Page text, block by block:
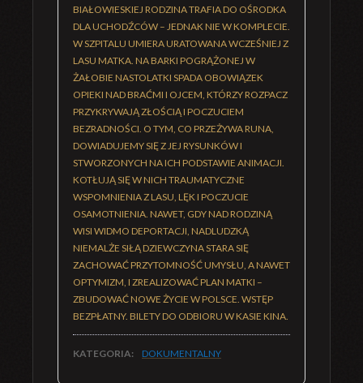
BIAŁOWIESKIEJ RODZINA TRAFIA DO OŚRODKA
DLA UCHODŹCÓW – JEDNAK NIE W KOMPLECIE.
W SZPITALU UMIERA URATOWANA WCZEŚNIEJ Z
LASU MATKA. NA BARKI POGRĄŻONEJ W
ŻAŁOBIE NASTOLATKI SPADA OBOWIĄZEK
OPIEKI NAD BRAĆMI I OJCEM, KTÓRZY ROZPACZ
PRZYKRYWAJĄ ZŁOŚCIĄ I POCZUCIEM
BEZRADNOŚCI. O TYM, CO PRZEŻYWA RUNA,
DOWIADUJEMY SIĘ Z JEJ RYSUNKÓW I
STWORZONYCH NA ICH PODSTAWIE ANIMACJI.
KOTŁUJĄ SIĘ W NICH TRAUMATYCZNE
WSPOMNIENIA Z LASU, LĘK I POCZUCIE
OSAMOTNIENIA. NAWET, GDY NAD RODZINĄ
WISI WIDMO DEPORTACJI, NADLUDZKĄ
NIEMALŻE SIŁĄ DZIEWCZYNA STARA SIĘ
ZACHOWAĆ PRZYTOMNOŚĆ UMYSŁU, A NAWET
OPTYMIZM, I ZREALIZOWAĆ PLAN MATKI –
ZBUDOWAĆ NOWE ŻYCIE W POLSCE. WSTĘP
BEZPŁATNY. BILETY DO ODBIORU W KASIE KINA.
KATEGORIA: DOKUMENTALNY